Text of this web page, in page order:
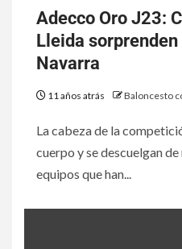
Adecco Oro J23:
Lleida
Navarra
11 años atrás Baloncesto
La cabeza de la
cuerpo y se descuelgan
equipos que han...